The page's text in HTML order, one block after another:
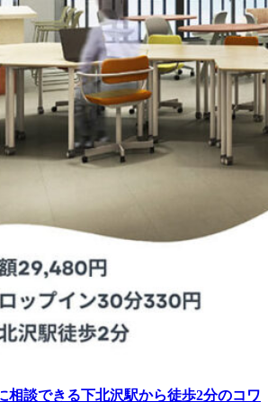
相談できる下北沢駅から徒歩2分のコワ